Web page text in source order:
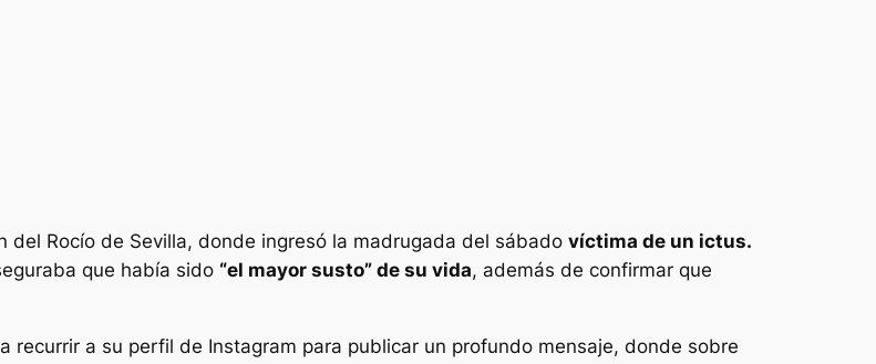
del Rocío de Sevilla, donde ingresó la madrugada del sábado víctima de un ictus.
que había sido “el mayor susto” de su vida, además de confirmar que
recurrir a su perfil de Instagram para publicar un profundo mensaje, donde sobre